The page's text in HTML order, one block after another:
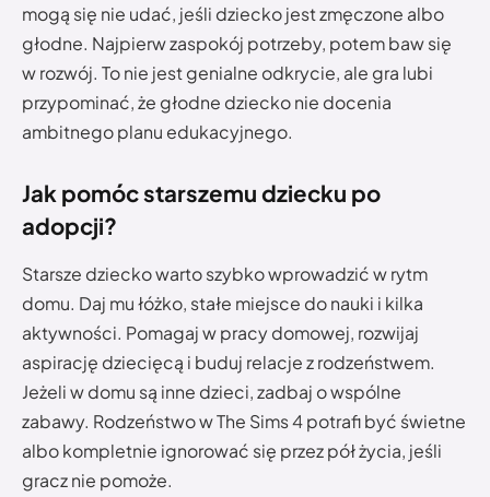
mogą się nie udać, jeśli dziecko jest zmęczone albo
głodne. Najpierw zaspokój potrzeby, potem baw się
w rozwój. To nie jest genialne odkrycie, ale gra lubi
przypominać, że głodne dziecko nie docenia
ambitnego planu edukacyjnego.
Jak pomóc starszemu dziecku po
adopcji?
Starsze dziecko warto szybko wprowadzić w rytm
domu. Daj mu łóżko, stałe miejsce do nauki i kilka
aktywności. Pomagaj w pracy domowej, rozwijaj
aspirację dziecięcą i buduj relacje z rodzeństwem.
Jeżeli w domu są inne dzieci, zadbaj o wspólne
zabawy. Rodzeństwo w The Sims 4 potrafi być świetne
albo kompletnie ignorować się przez pół życia, jeśli
gracz nie pomoże.